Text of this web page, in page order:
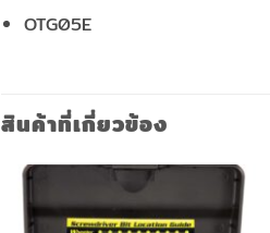
OTG05E
สินค้าที่เกี่ยวข้อง